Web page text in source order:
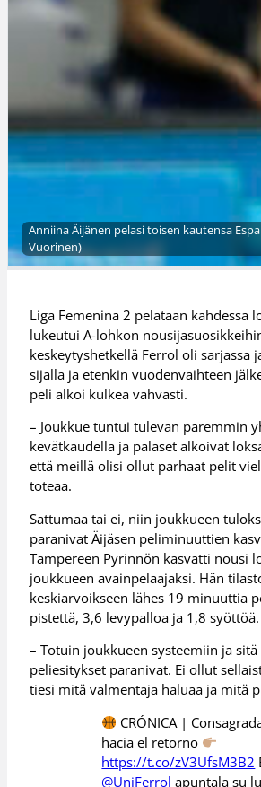
Anniina Äijänen pelasi toisen kautensa
Vuorinen)
Liga Femenina 2 pelataan kahdessa
lukeutui A-lohkon
keskeytyshetkellä Ferrol oli sarjassa
sijalla ja etenkin vuodenvaihteen
peli alkoi kulkea vahvasti.
– Joukkue tuntui tulevan paremmin
kevätkaudella ja palaset alkoivat
että meillä olisi ollut parhaat pelit
toteaa.
Sattumaa tai ei, niin joukkueen
paranivat Äijäsen peliminuuttien
Tampereen Pyrinnön kasvatti nousi
joukkueen avainpelaajaksi. Hän
keskiarvoikseen lähes 19 minuuttia
pistettä, 3,6 levypalloa ja 1,8 syöttöä.
– Totuin joukkueen systeemiin ja
peliesitykset paranivat. Ei ollut
tiesi mitä valmentaja haluaa ja mitä
CRÓNICA |
hacia el retorno
https://t.co/zV3UfsM3B2
@UniFerrol apuntala su